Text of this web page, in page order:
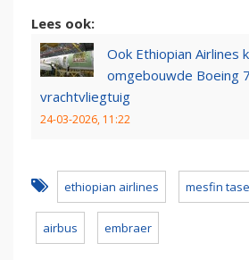
Lees ook:
Ook Ethiopian Airlines
omgebouwde Boeing
vrachtvliegtuig
24-03-2026, 11:22
ethiopian airlines mesfin
airbus embraer